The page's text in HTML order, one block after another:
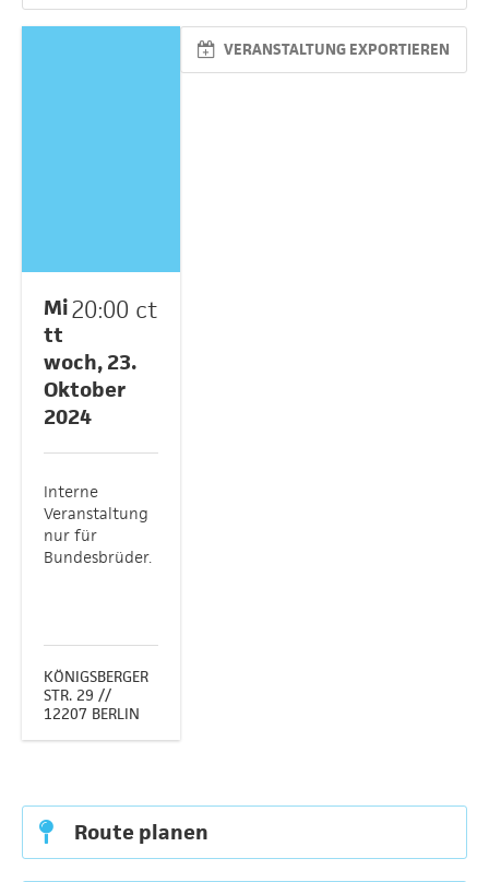
VERANSTALTUNG EXPORTIEREN
20:00 ct
Mi
tt
woch, 23.
Oktober
2024
Interne
Veranstaltung
nur für
Bundesbrüder.
KÖNIGSBERGER
STR. 29 //
12207 BERLIN
Route planen